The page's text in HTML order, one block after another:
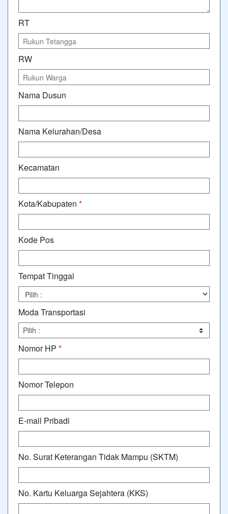
RT
RW
Nama Dusun
Nama Kelurahan/Desa
Kecamatan
Kota/Kabupaten *
Kode Pos
Tempat Tinggal
Moda Transportasi
Nomor HP *
Nomor Telepon
E-mail Pribadi
No. Surat Keterangan Tidak Mampu (SKTM)
No. Kartu Keluarga Sejahtera (KKS)